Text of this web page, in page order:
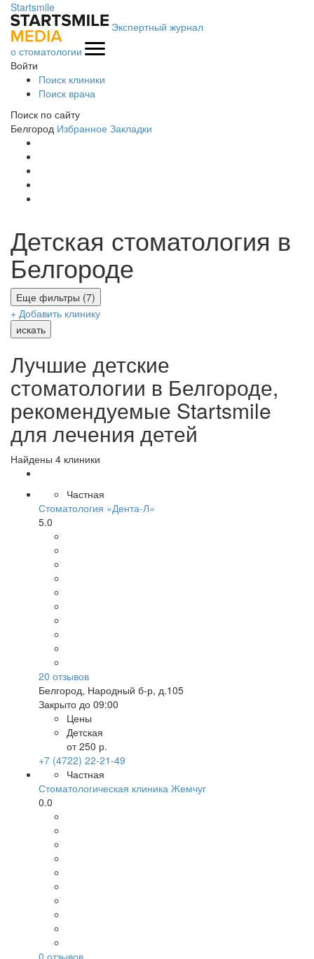
Startsmile
Экспертный журнал
о стоматологии
Войти
Поиск клиники
Поиск врача
Поиск по сайту
Белгород Избранное Закладки
Детская стоматология в
Белгороде
Еще фильтры (7)
+ Добавить клинику
искать
Лучшие детские
стоматологии в Белгороде,
рекомендуемые Startsmile
для лечения детей
Найдены 4 клиники
Частная
Стоматология «Дента-Л»
5.0
20 отзывов
Белгород, Народный б-р, д.105
Закрыто до 09:00
Цены
Детская
от 250 р.
+7 (4722) 22-21-49
Частная
Стоматологическая клиника Жемчуг
0.0
0 отзывов